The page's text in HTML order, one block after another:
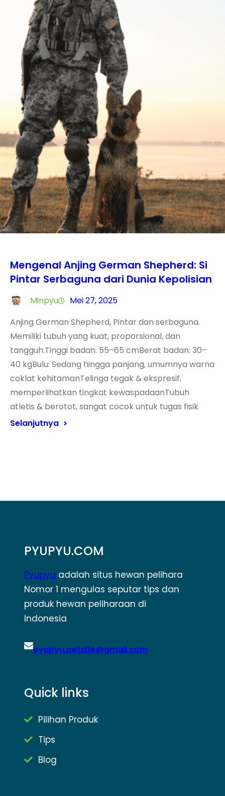
Mengenal Anjing German Shepherd: Si
Pintar Serbaguna dari Dunia Kepolisian
Minpyu
Mei 27, 2025
Anjing German Shepherd, Pintar dan serbaguna.
Memiliki tubuh yang kuat, proporsional, dan
tangguh:Tinggi badan: 55–65 cmBerat badan: 30–
40 kgBulu: Sedang hingga panjang, umumnya warna
coklat kehitamanTelinga tegak & ekspresif,
memperlihatkan tingkat kewaspadaanTubuh
atletis & berotot, sangat cocok untuk tugas fisik
Selanjutnya
PYUPYU.COM
Pyupyu adalah situs hewan pelihara
Nomor 1 mengulas seputar tips dan
produk hewan peliharaan di
Indonesia
pyupyu.petsite@gmail.com
Quick links
Pilihan Produk
Tips
Blog